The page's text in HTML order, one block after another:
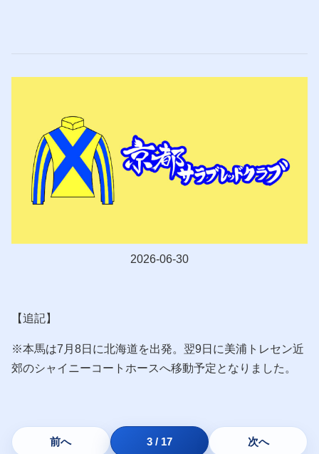
2026-06-30
【追記】
※本馬は7月8日に北海道を出発。翌9日に美浦トレセン近
郊のシャイニーコートホースへ移動予定となりました。
前へ 3 / 17 次へ